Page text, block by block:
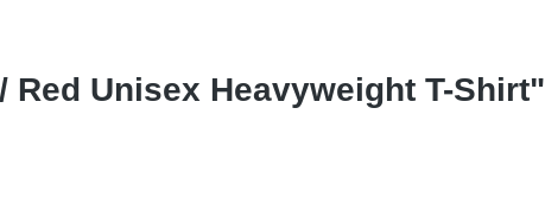
Unisex Heavyweight T-Shirt"